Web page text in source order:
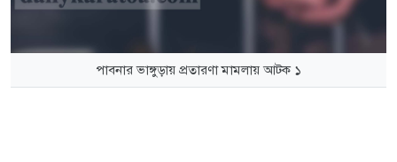
পাবনার ভাঙ্গুড়ায় প্রতারণা মামলায় আটক ১